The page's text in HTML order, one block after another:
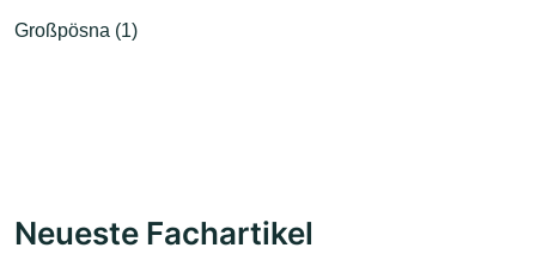
Großpösna (1)
Neueste Fachartikel